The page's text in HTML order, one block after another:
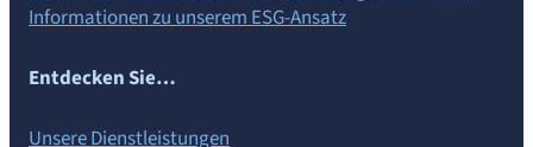
Informationen zu unserem ESG-Ansatz
Entdecken Sie…
Unsere Dienstleistungen